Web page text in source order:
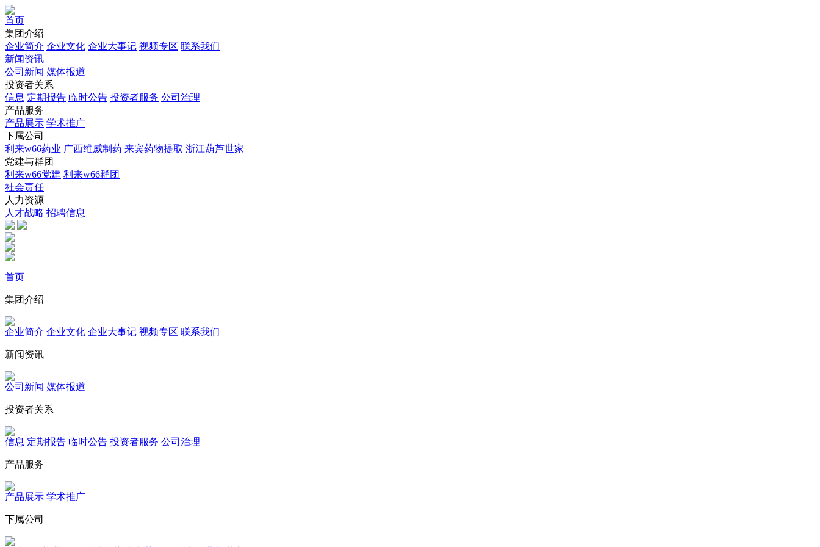
首页
集团介绍
企业简介 企业文化 企业⼤事记 视频专区 联系我们
新闻资讯
公司新闻 媒体报道
投资者关系
信息 定期报告 临时公告 投资者服务 公司治理
产品服务
产品展示 学术推广
下属公司
利来w66药业 广西维威制药 来宾药物提取 浙江葫芦世家
党建与群团
利来w66党建 利来w66群团
社会责任
人力资源
人才战略 招聘信息
首页
集团介绍
企业简介 企业文化 企业⼤事记 视频专区 联系我们
新闻资讯
公司新闻 媒体报道
投资者关系
信息 定期报告 临时公告 投资者服务 公司治理
产品服务
产品展示 学术推广
下属公司